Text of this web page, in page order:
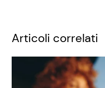
Articoli correlati